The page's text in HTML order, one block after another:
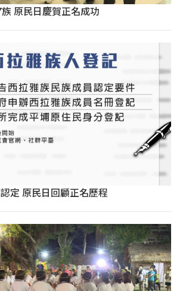
原民日慶賀正名成功
定 原民日回顧正名歷程